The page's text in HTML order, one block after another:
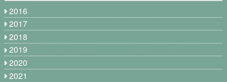
2016
2017
2018
2019
2020
2021